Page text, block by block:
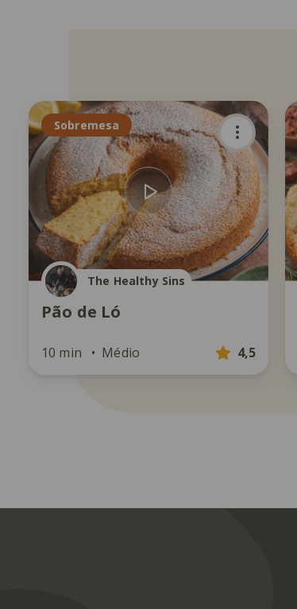
Sobremesa
The Healthy Sins
Pão de Ló
10 min Médio 4,5